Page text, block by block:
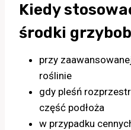
Kiedy
środki
przy
roślinie
gdy pleśń
część podłoża
w przypadku